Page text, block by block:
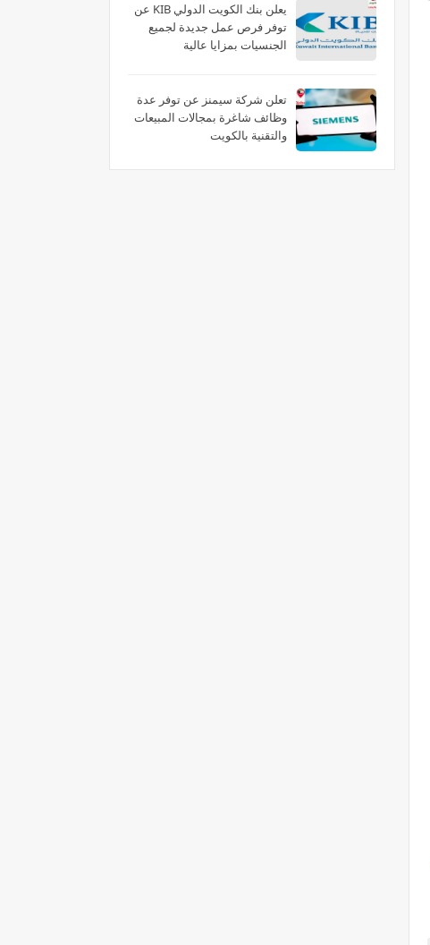
يعلن بنك الكويت الدولي KIB عن
توفر فرص عمل جديدة لجميع
الجنسيات بمزايا عالية
تعلن شركة سيمنز عن توفر عدة
وظائف شاغرة بمجالات المبيعات
والتقنية بالكويت